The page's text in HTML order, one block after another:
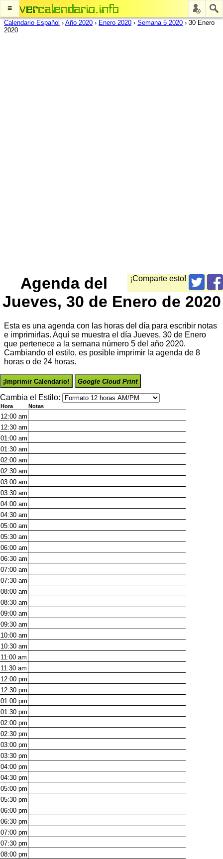
≡
Calendario Español › Año 2020 › Enero 2020 › Semana 5 2020 › 30 Enero
2020
¡Comparte esto!
Agenda del
Jueves, 30 de Enero de 2020
Esta es una agenda con las horas del día para escribir notas
e imprimirlas. Aquí se muestra el día Jueves, 30 de Enero
que pertenece a la semana número 5 del año 2020.
Cambiando el estilo, es posible imprimir la agenda de 8
horas o de 24 horas.
¡Imprimir Calendario! Google Cloud Print
Cambia el Estilo:
Hora Notas
12:00 am
12:30 am
01:00 am
01:30 am
02:00 am
02:30 am
03:00 am
03:30 am
04:00 am
04:30 am
05:00 am
05:30 am
06:00 am
06:30 am
07:00 am
07:30 am
08:00 am
08:30 am
09:00 am
09:30 am
10:00 am
10:30 am
11:00 am
11:30 am
12:00 pm
12:30 pm
01:00 pm
01:30 pm
02:00 pm
02:30 pm
03:00 pm
03:30 pm
04:00 pm
04:30 pm
05:00 pm
05:30 pm
06:00 pm
06:30 pm
07:00 pm
07:30 pm
08:00 pm